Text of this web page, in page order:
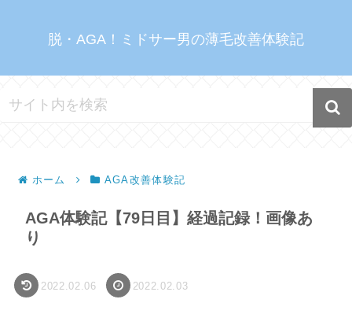
脱・AGA！ミドサー男の薄毛改善体験記
ホーム AGA改善体験記
AGA体験記【79日目】経過記録！画像あ
り
2022.02.06 2022.02.03